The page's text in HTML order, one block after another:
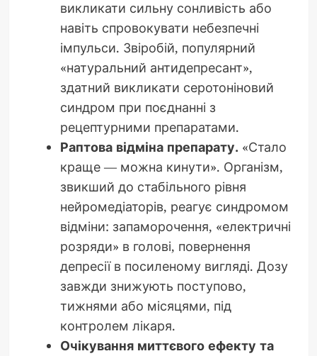
викликати сильну сонливість або
навіть спровокувати небезпечні
імпульси. Звіробій, популярний
«натуральний антидепресант»,
здатний викликати серотоніновий
синдром при поєднанні з
рецептурними препаратами.
Раптова відміна препарату. «Стало
краще — можна кинути». Організм,
звикший до стабільного рівня
нейромедіаторів, реагує синдромом
відміни: запаморочення, «електричні
розряди» в голові, повернення
депресії в посиленому вигляді. Дозу
завжди знижують поступово,
тижнями або місяцями, під
контролем лікаря.
Очікування миттєвого ефекту та